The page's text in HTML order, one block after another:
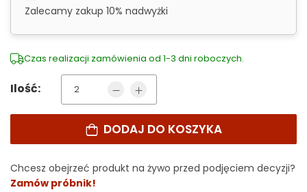
Zalecamy zakup 10% nadwyżki
Czas realizacji zamówienia od 1-3 dni roboczych.
Ilość:
DODAJ DO KOSZYKA
Chcesz obejrzeć produkt na żywo przed podjęciem decyzji?
Zamów próbnik!